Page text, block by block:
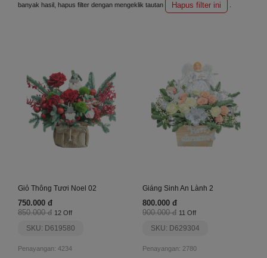
banyak hasil, hapus filter dengan mengeklik tautan
Hapus filter ini
Giỏ Thông Tươi Noel 02
750.000 đ
850.000 đ 12 Off
SKU: D619580
Penayangan: 4234
Giáng Sinh An Lành 2
800.000 đ
900.000 đ 11 Off
SKU: D629304
Penayangan: 2780